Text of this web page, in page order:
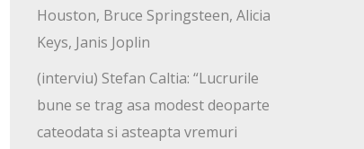
Houston, Bruce Springsteen, Alicia
Keys, Janis Joplin
(interviu) Stefan Caltia: “Lucrurile
bune se trag asa modest deoparte
cateodata si asteapta vremuri